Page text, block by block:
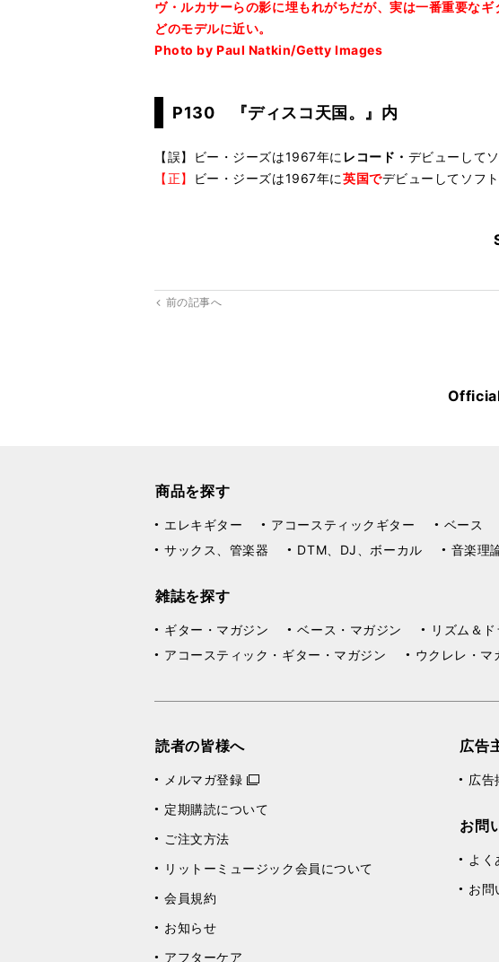
ヴ・ルカサーらの影に埋もれがちだが、実は一番重要な
どのモデルに近い。
Photo by Paul Natkin/Getty Images
P130 『ディスコ天国。』内
【誤】ビー・ジーズは1967年に レコード・ デビューして
【正】
ビー・ジーズは1967年に英国でデビューしてソフ
前の記事へ
商品を探す
エレキギター アコースティックギター ベース
サックス、管楽器
DTM、DJ、ボーカル 音楽理
雑誌を探す
ギター・マガジン ベース・マガジン リズム＆
アコースティック・ギター・マガジン
ウクレレ・マ
読者の皆様へ
メルマガ登録
定期購読について
ご注文方法
リットーミュージック会員について
会員規約
お知らせ
アフターケア
広告
広告
お問
よく
お問